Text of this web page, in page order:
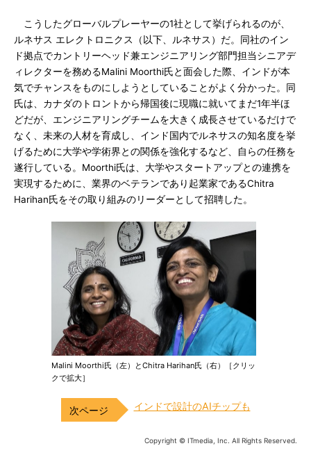
こうしたグローバルプレーヤーの1社として挙げられるのが、
ルネサス エレクトロニクス（以下、ルネサス）だ。同社のイン
ド拠点でカントリーヘッド兼エンジニアリング部門担当シニアデ
ィレクターを務めるMalini Moorthi氏と面会した際、インドが本
気でチャンスをものにしようとしていることがよく分かった。同
氏は、カナダのトロントから帰国後に現職に就いてまだ1年半ほ
どだが、エンジニアリングチームを大きく成長させているだけで
なく、未来の人材を育成し、インド国内でルネサスの知名度を挙
げるために大学や学術界との関係を強化するなど、自らの任務を
遂行している。Moorthi氏は、大学やスタートアップとの連携を
実現するために、業界のベテランであり起業家であるChitra
Harihan氏をその取り組みのリーダーとして招聘した。
Malini Moorthi氏（左）とChitra Harihan氏（右）［クリッ
クで拡大］
インドで設計のAIチップも
Copyright © ITmedia, Inc. All Rights Reserved.